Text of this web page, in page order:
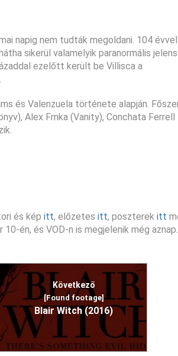
napig nem tudták megoldani. 104 évvel
sikerül valamelyik paranormális
ezelőtt került be Villisca a
és Valenzuela története alapján.
Alex Frnka (Vanity), Conchata Ferrell
és kép itt, előzetes itt, poszterek itt
én, és VOD-n is megjelenik még aznap.
Következő
[Found footage]
Blair Witch (2016)